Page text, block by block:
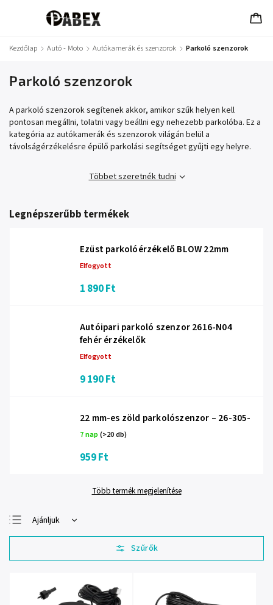
Kezdőlap / Autó - Moto / Autókamerák és szenzorok / Parkoló szenzorok
Parkoló szenzorok
A parkoló szenzorok segítenek akkor, amikor szűk helyen kell
pontosan megállni, tolatni vagy beállni egy nehezebb parkolóba. Ez a
kategória az autókamerák és szenzorok világán belül a
távolságérzékelésre épülő parkolási segítséget gyűjti egy helyre.
Többet szeretnék tudni
Legnépszerűbb termékek
Ezüst parkolóérzékelő BLOW 22mm
Elfogyott
1 890 Ft
Autóipari parkoló szenzor 2616-N04
fehér érzékelők
Elfogyott
9 190 Ft
22 mm-es zöld parkolószenzor – 26-305-
7 nap(>20 db)
959 Ft
Több termék megjelenítése
Ajánljuk
Legolcsóbb elöl
Legdrágább
termékek
ABC szerint